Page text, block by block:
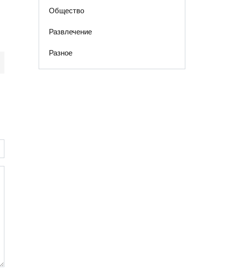
Общество
Развлечение
Разное